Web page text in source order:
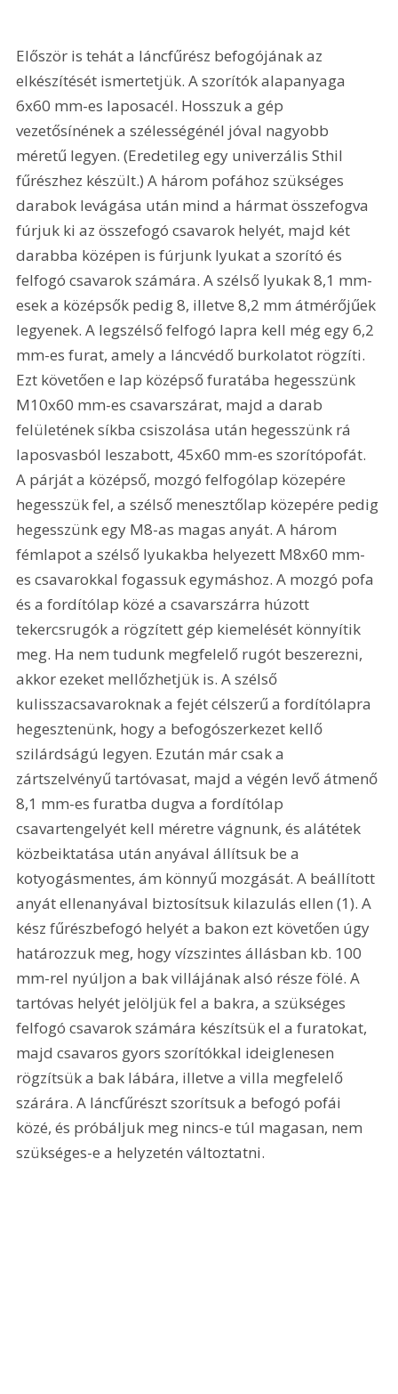
Először is tehát a láncfűrész befogójának az
elkészítését ismertetjük. A szorítók alapanyaga
6x60 mm-es laposacél. Hosszuk a gép
vezetősínének a szélességénél jóval nagyobb
méretű legyen. (Eredetileg egy univerzális Sthil
fűrészhez készült.) A három pofához szükséges
darabok levágása után mind a hármat összefogva
fúrjuk ki az összefogó csavarok helyét, majd két
darabba középen is fúrjunk lyukat a szorító és
felfogó csavarok számára. A szélső lyukak 8,1 mm-
esek a középsők pedig 8, illetve 8,2 mm átmérőjűek
legyenek. A legszélső felfogó lapra kell még egy 6,2
mm-es furat, amely a láncvédő burkolatot rögzíti.
Ezt követően e lap középső furatába hegesszünk
M10x60 mm-es csavarszárat, majd a darab
felületének síkba csiszolása után hegesszünk rá
laposvasból leszabott, 45x60 mm-es szorítópofát.
A párját a középső, mozgó felfogólap közepére
hegesszük fel, a szélső menesztőlap közepére pedig
hegesszünk egy M8-as magas anyát. A három
fémlapot a szélső lyukakba helyezett M8x60 mm-
es csavarokkal fogassuk egymáshoz. A mozgó pofa
és a fordítólap közé a csavarszárra húzott
tekercsrugók a rögzített gép kiemelését könnyítik
meg. Ha nem tudunk megfelelő rugót beszerezni,
akkor ezeket mellőzhetjük is. A szélső
kulisszacsavaroknak a fejét célszerű a fordítólapra
hegesztenünk, hogy a befogószerkezet kellő
szilárdságú legyen. Ezután már csak a
zártszelvényű tartóvasat, majd a végén levő átmenő
8,1 mm-es furatba dugva a fordítólap
csavartengelyét kell méretre vágnunk, és alátétek
közbeiktatása után anyával állítsuk be a
kotyogásmentes, ám könnyű mozgását. A beállított
anyát ellenanyával biztosítsuk kilazulás ellen (1). A
kész fűrészbefogó helyét a bakon ezt követően úgy
határozzuk meg, hogy vízszintes állásban kb. 100
mm-rel nyúljon a bak villájának alsó része fölé. A
tartóvas helyét jelöljük fel a bakra, a szükséges
felfogó csavarok számára készítsük el a furatokat,
majd csavaros gyors szorítókkal ideiglenesen
rögzítsük a bak lábára, illetve a villa megfelelő
szárára. A láncfűrészt szorítsuk a befogó pofái
közé, és próbáljuk meg nincs-e túl magasan, nem
szükséges-e a helyzetén változtatni.